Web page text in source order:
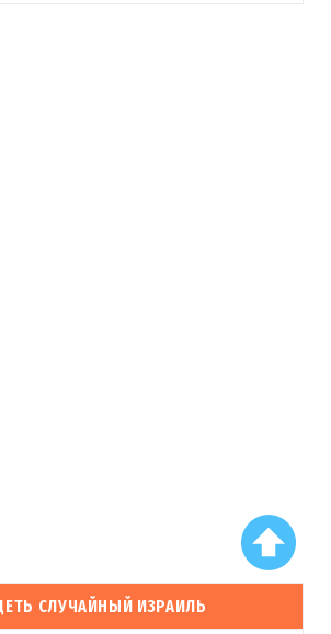
СЛУЧАЙНЫЙ ИЗРАИЛЬ